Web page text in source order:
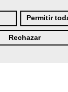
Permitir
Rechazar